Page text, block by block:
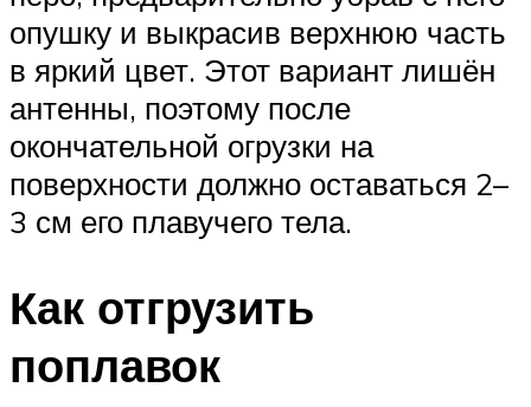
опушку и выкрасив верхнюю часть
в яркий цвет. Этот вариант лишён
антенны, поэтому после
окончательной огрузки на
поверхности должно оставаться 2–
3 см его плавучего тела.
Как отгрузить
поплавок